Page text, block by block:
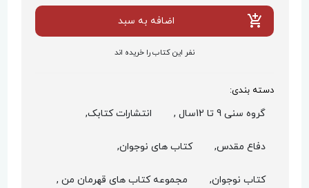
اضافه به سبد
نفر این کتاب را خریده اند
دسته بندی:
گروه سنی 9 تا 12سال , انتشارات کتابک,
دفاع مقدس, کتاب های نوجوان,
کتاب نوجوان, مجموعه کتاب های قهرمان من ,